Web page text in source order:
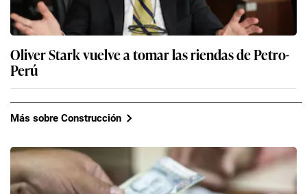
Oliver Stark vuelve a tomar las riendas de Petro-
Perú
Más sobre Construcción